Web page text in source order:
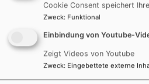
kosten. Den Löwenanteil trägt
Kirche in Bayern (ELKB) mit
Weitere 500.000 Euro
und aus Stiftungs-Zuschüssen
Denkmalschutz). Die
selbst muss 104.000 Euro der
Cookie Consent speichert
Zweck: Funktional
Einbindung von Youtube-
Zeigt Videos von Youtube
Zweck: Eingebettete externe